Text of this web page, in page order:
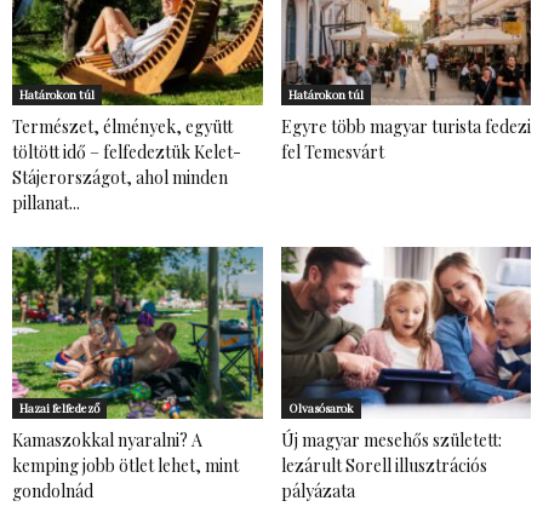
Határokon túl
Természet, élmények, együtt
töltött idő – felfedeztük Kelet-
Stájerországot, ahol minden
pillanat...
Határokon túl
Egyre több magyar turista fedezi
fel Temesvárt
Hazai felfedező
Kamaszokkal nyaralni? A
kemping jobb ötlet lehet, mint
gondolnád
Olvasósarok
Új magyar mesehős született:
lezárult Sorell illusztrációs
pályázata